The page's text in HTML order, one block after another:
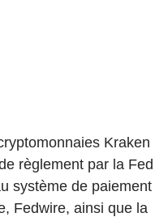
Kraken
règlement par la Fed
système de paiement
Fedwire, ainsi que la